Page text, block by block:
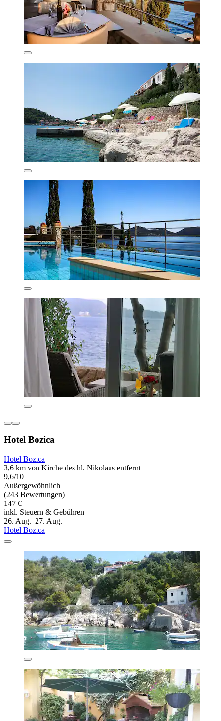
Hotel Bozica
Hotel Bozica
3,6 km von Kirche des hl. Nikolaus entfernt
9,6/10
Außergewöhnlich
(243 Bewertungen)
147 €
inkl. Steuern & Gebühren
26. Aug.–27. Aug.
Hotel Bozica